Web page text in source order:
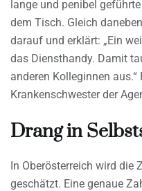
lange und penibel
dem Tisch. Gleich
darauf und erklärt: „Ein
das Diensthandy. Damit
anderen Kolleginnen
Krankenschwester der
Drang in
In Oberösterreich wird die
geschätzt. Eine genaue